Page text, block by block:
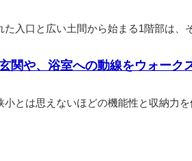
入口と広い土間から始まる1階部は、
関や、浴室への動線をウォーク
とは思えないほどの機能性と収納力を